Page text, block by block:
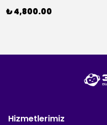
₺ 4,800.00
Hizmetlerimiz